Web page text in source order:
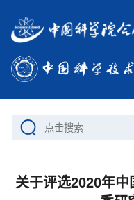
点击搜索
关于评选2020年